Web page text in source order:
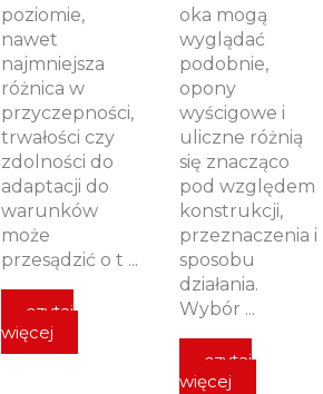
poziomie,
nawet
najmniejsza
różnica w
przyczepności,
trwałości czy
zdolności do
adaptacji do
warunków
może
przesądzić o t ...
czytaj
więcej
oka mogą
wyglądać
podobnie,
opony
wyścigowe i
uliczne różnią
się znacząco
pod względem
konstrukcji,
przeznaczenia i
sposobu
działania.
Wybór ...
czytaj
więcej